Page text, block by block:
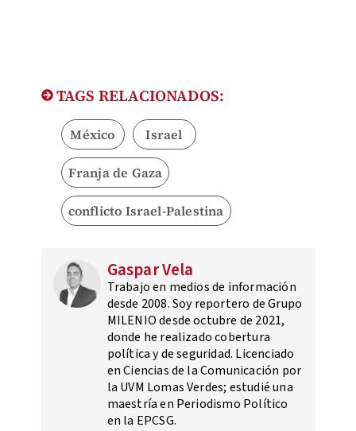
TAGS RELACIONADOS:
México Israel
Franja de Gaza
conflicto Israel-Palestina
Gaspar Vela
Trabajo en medios de información
desde 2008. Soy reportero de Grupo
MILENIO desde octubre de 2021,
donde he realizado cobertura
política y de seguridad. Licenciado
en Ciencias de la Comunicación por
la UVM Lomas Verdes; estudié una
maestría en Periodismo Político
en la EPCSG.